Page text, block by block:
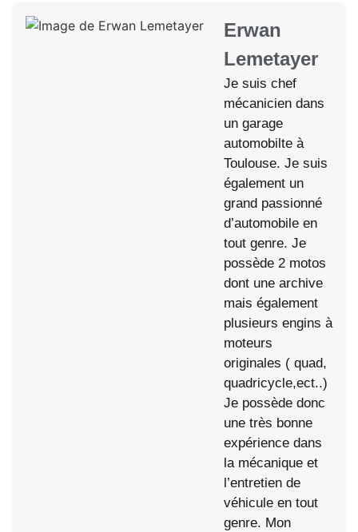
Erwan
Lemetayer
Je suis chef
mécanicien dans
un garage
automobilte à
Toulouse. Je suis
également un
grand passionné
d’automobile en
tout genre. Je
possède 2 motos
dont une archive
mais également
plusieurs engins à
moteurs
originales ( quad,
quadricycle,ect..)
Je possède donc
une très bonne
expérience dans
la mécanique et
l’entretien de
véhicule en tout
genre. Mon